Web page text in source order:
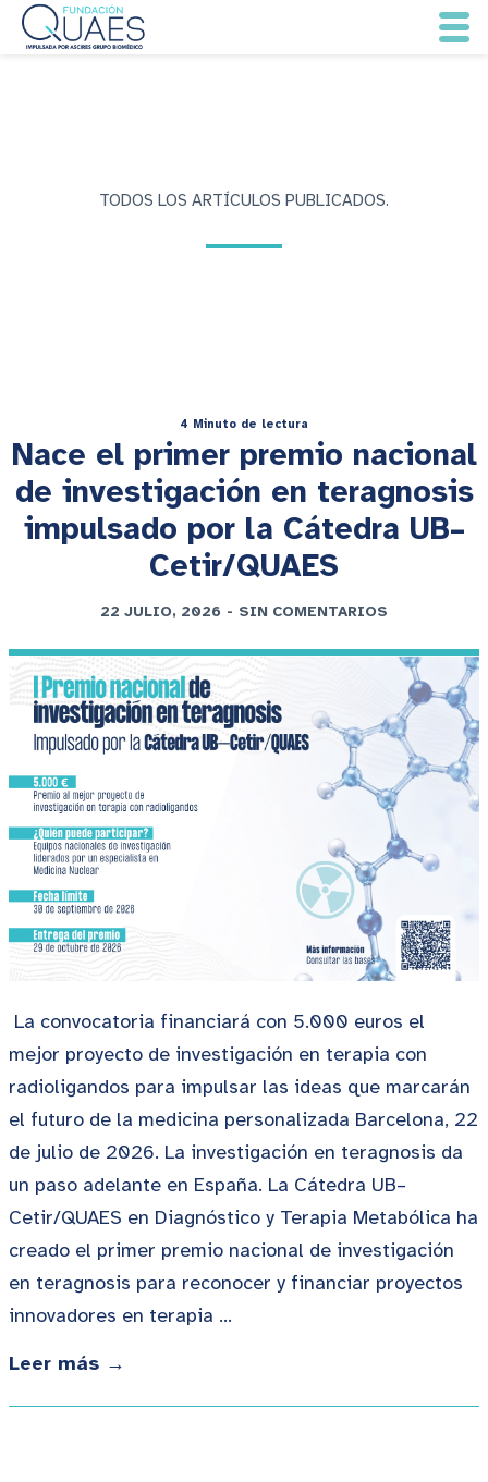
TODOS LOS ARTÍCULOS PUBLICADOS.
4 Minuto de lectura
Nace el primer premio nacional
de investigación en teragnosis
impulsado por la Cátedra UB–
Cetir/QUAES
22 JULIO, 2026 - SIN COMENTARIOS
La convocatoria financiará con 5.000 euros el
mejor proyecto de investigación en terapia con
radioligandos para impulsar las ideas que marcarán
el futuro de la medicina personalizada Barcelona, 22
de julio de 2026. La investigación en teragnosis da
un paso adelante en España. La Cátedra UB–
Cetir/QUAES en Diagnóstico y Terapia Metabólica ha
creado el primer premio nacional de investigación
en teragnosis para reconocer y financiar proyectos
innovadores en terapia …
Leer más →